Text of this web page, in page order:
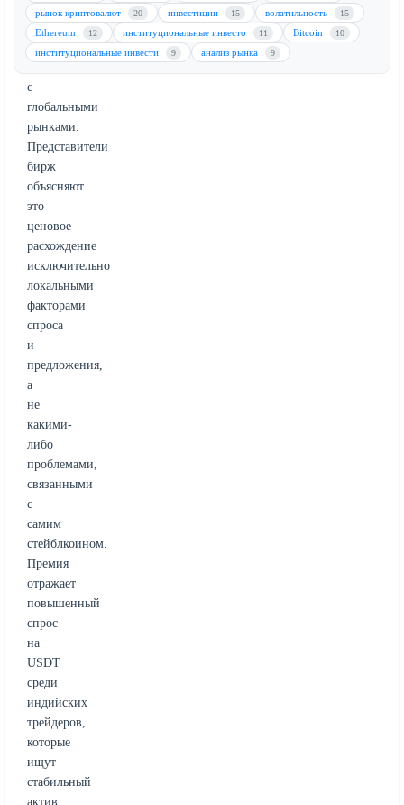
криптовалютных
биржах
по
с
глобальными
рынками.
Представители
бирж
объясняют
это
ценовое
расхождение
исключительно
локальными
факторами
спроса
и
предложения,
а
не
какими-
либо
проблемами,
связанными
с
самим
стейблкоином.
Премия
отражает
повышенный
спрос
на
USDT
среди
индийских
трейдеров,
которые
ищут
стабильный
актив
рынок криптовалют 20 инвестиции 15 волатильность 15
Ethereum 12 институциональные инвесто 11 Bitcoin 10
институциональные инвести 9 анализ рынка 9